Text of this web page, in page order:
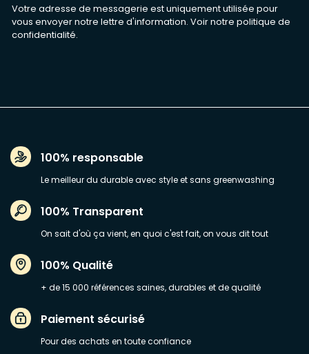
Votre adresse de messagerie est uniquement utilisée pour
vous envoyer notre lettre d'information. Voir notre politique de
confidentialité.
100% responsable
Le meilleur du durable avec style et sans greenwashing
100% Transparent
On sait d'où ça vient, en quoi c'est fait, on vous dit tout
100% Qualité
+ de 15 000 références saines, durables et de qualité
Paiement sécurisé
Pour des achats en toute confiance